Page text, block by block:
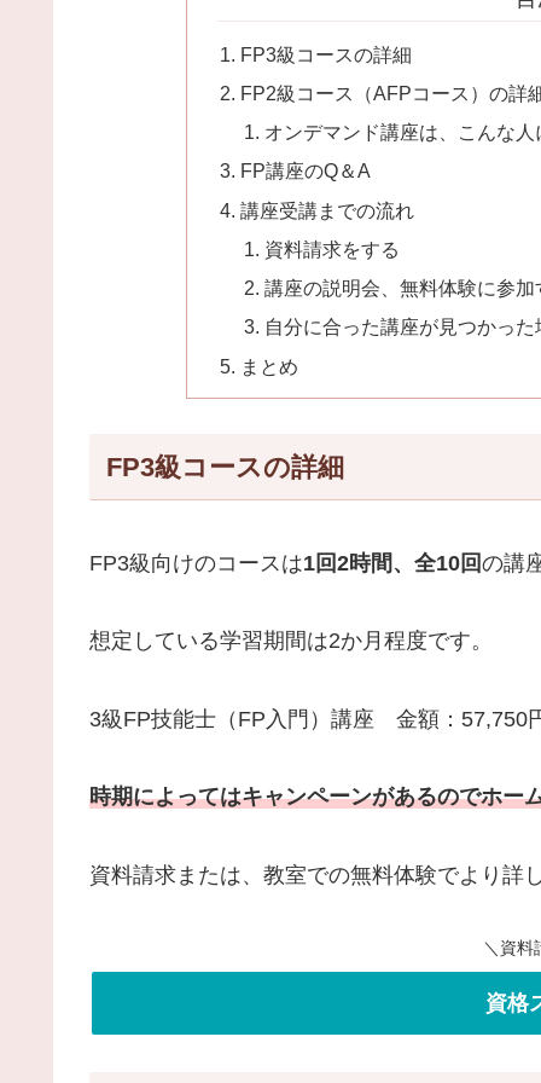
FP3級コースの詳細
FP2級コース（AFPコース）の詳
オンデマンド講座は、こんな
FP講座のQ＆A
講座受講までの流れ
資料請求をする
講座の説明会、無料体験に参加
自分に合った講座が見つかっ
まとめ
FP3級コースの詳細
FP3級向けのコースは1回2時間、全10回の講
想定している学習期間は2か月程度です。
3級FP技能士（FP入門）講座 金額：
時期によってはキャンペーンがあるのでホー
資料請求または、教室での無料体験でより詳
＼資料
資格